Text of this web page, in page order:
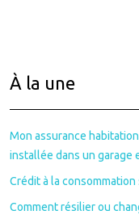
À la une
Mon assurance
installée dans un garage
Crédit à la
Comment résilier ou